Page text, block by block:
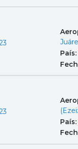
País:
País: